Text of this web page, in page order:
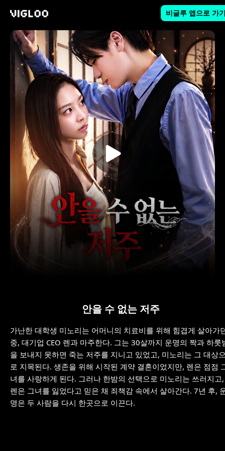
비글루 앱으로 가
안을 수 없는 저주
가난한 대학생 미노리는 어머니의 치료비를 위해 힘겹게 살아가
중, 대기업 CEO 렌과 마주한다. 그는 30살까지 운명의 짝과 하룻
을 보내지 못하면 죽는 저주를 지니고 있었고, 미노리는 그 대상
로 지목된다. 생존을 위해 시작된 계약 결혼이었지만, 렌은 점점
녀를 사랑하게 된다. 그러나 한밤의 선택으로 미노리는 쓰러지고,
렌은 그녀를 잃었다고 믿은 채 죄책감 속에서 살아간다. 7년 후,
명은 두 사람을 다시 한곳으로 이끈다.